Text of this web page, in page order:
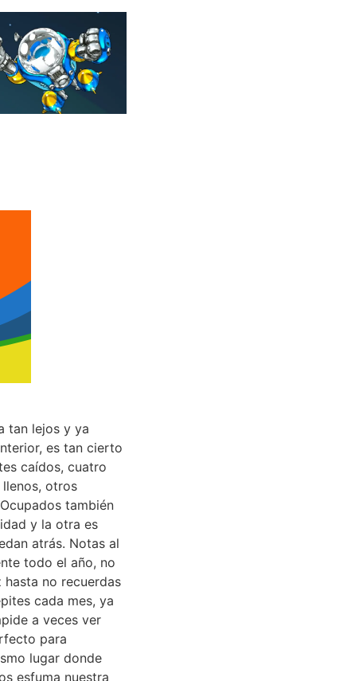
tan lejos y ya
es tan cierto
caídos, cuatro
otros
también
y la otra es
atrás. Notas al
todo el año, no
no recuerdas
cada mes, ya
a veces ver
para
lugar donde
esfuma nuestra